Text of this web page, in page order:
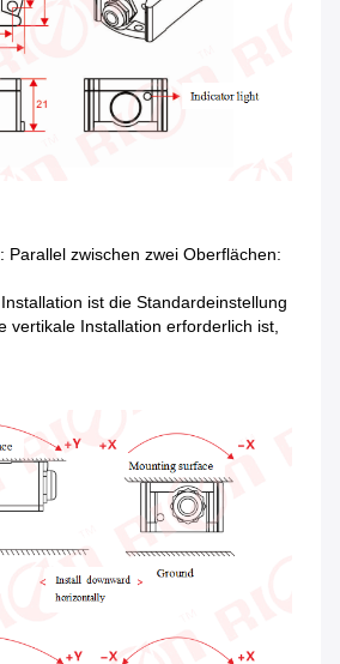
Parallel zwischen zwei Oberflächen:
ist die Standardeinstellung
vertikale Installation erforderlich ist,